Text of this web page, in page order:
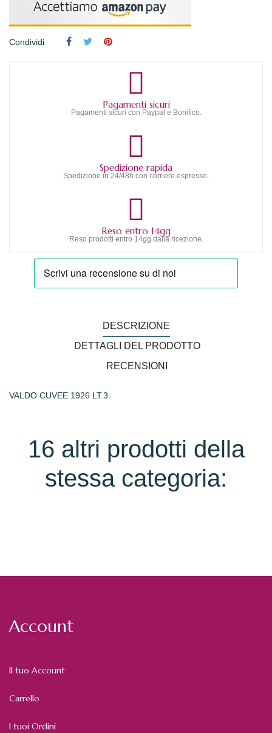
Condividi
Pagamenti sicuri
Pagamenti sicuri con Paypal e Bonifico.
Spedizione rapida
Spedizione in 24/48h con corriere espresso.
Reso entro 14gg
Reso prodotti entro 14gg dalla ricezione.
DESCRIZIONE
DETTAGLI DEL PRODOTTO
RECENSIONI
VALDO CUVEE 1926 LT.3
16 altri prodotti della
stessa categoria:
Account
Il tuo Account
Carrello
I tuoi Ordini